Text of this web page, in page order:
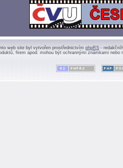
web site byl vytvořen prostřednictvím phpRS -
firem apod. mohou být ochrannými známkami